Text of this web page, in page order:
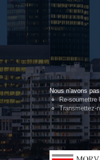
Nous n'avons
Re-soumettre
Transmettez-